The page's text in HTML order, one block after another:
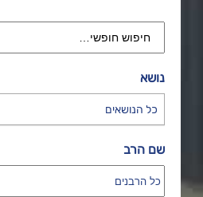
נושא
כל הנושאים
שם הרב